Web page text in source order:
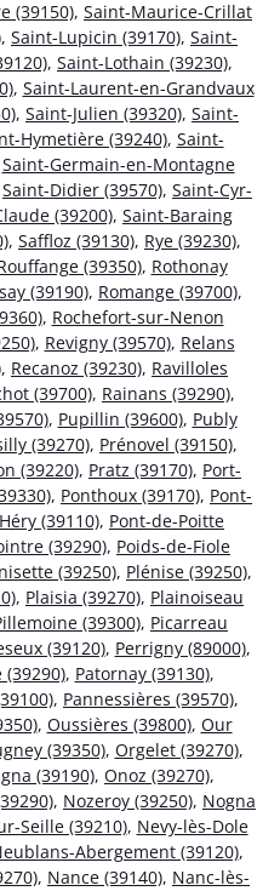
(39150), Saint-Maurice-Crillat
, Saint-Lupicin (39170), Saint-
, Saint-Lothain (39230),
, Saint-Laurent-en-Grandvaux
, Saint-Julien (39320), Saint-
Hymetière (39240), Saint-
Saint-Germain-en-Montagne
Saint-Didier (39570), Saint-Cyr-
(39200), Saint-Baraing
, Saffloz (39130), Rye (39230),
(39350), Rothonay
(39190), Romange (39700),
, Rochefort-sur-Nenon
, Revigny (39570), Relans
, Recanoz (39230), Ravilloles
(39700), Rainans (39290),
, Pupillin (39600), Publy
(39270), Prénovel (39150),
(39220), Pratz (39170), Port-
, Ponthoux (39170), Pont-
(39110), Pont-de-Poitte
(39290), Poids-de-Fiole
(39250), Plénise (39250),
, Plaisia (39270), Plainoiseau
(39300), Picarreau
(39120), Perrigny (89000),
(39290), Patornay (39130),
, Pannessières (39570),
, Oussières (39800), Our
(39350), Orgelet (39270),
(39190), Onoz (39270),
, Nozeroy (39250), Nogna
Seille (39210), Nevy-lès-Dole
Abergement (39120),
, Nance (39140), Nanc-lès-